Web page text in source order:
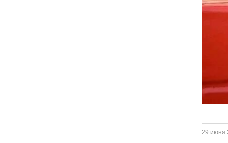
29 июня